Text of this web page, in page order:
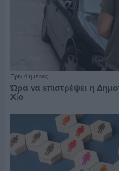
Πριν 4 ημέρες
Ώρα να επιστρέψει η
Χίο